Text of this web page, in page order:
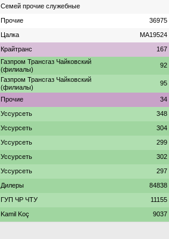
Семей прочие служебные
Прочие 36975
Цалка MA19524
Крайтранс 167
Газпром Трансгаз Чайковский
(филиалы)
92
Газпром Трансгаз Чайковский
(филиалы)
95
Прочие 34
Уссурсеть 348
Уссурсеть 304
Уссурсеть 299
Уссурсеть 302
Уссурсеть 297
Дилеры 84838
ГУП ЧР ЧТУ 11155
Kamil Koç 9037